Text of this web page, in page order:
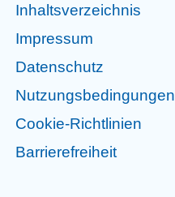
Inhaltsverzeichnis
Impressum
Datenschutz
Nutzungsbedingungen
Cookie-Richtlinien
Barrierefreiheit